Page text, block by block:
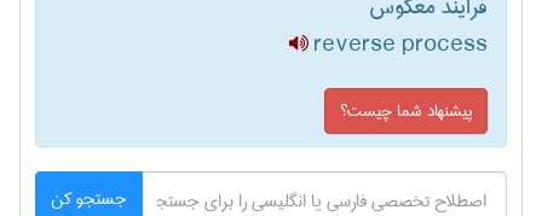
reverse process
پیشنهاد شما چیست؟
جستجو کن